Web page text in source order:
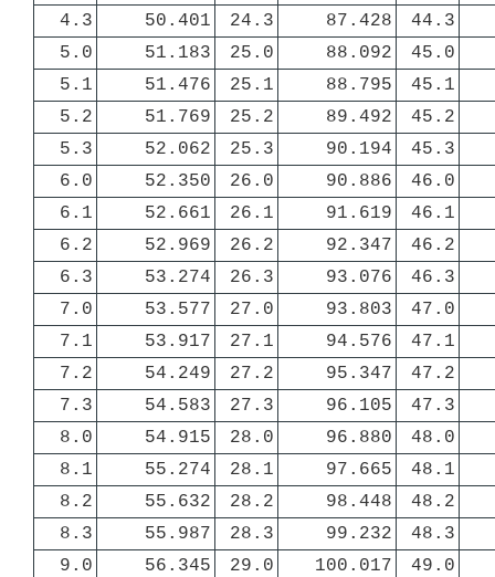
4.3
50.401 24.3 87.428
44.3
5.0
51.183 25.0 88.092
45.0
5.1
51.476 25.1 88.795
45.1
5.2
51.769 25.2 89.492
45.2
5.3
52.062 25.3 90.194
45.3
6.0
52.350 26.0 90.886
46.0
6.1
52.661 26.1 91.619
46.1
6.2
52.969 26.2 92.347
46.2
6.3
53.274 26.3 93.076
46.3
7.0
53.577 27.0 93.803
47.0
7.1
53.917 27.1 94.576
47.1
7.2
54.249 27.2 95.347
47.2
7.3
54.583 27.3 96.105
47.3
8.0
54.915 28.0 96.880
48.0
8.1
55.274 28.1 97.665
48.1
8.2
55.632 28.2 98.448
48.2
8.3
55.987 28.3 99.232
48.3
9.0
56.345 29.0 100.017
49.0